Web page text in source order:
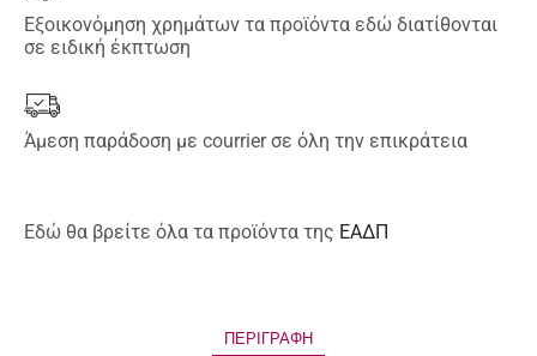
Εξοικονόμηση χρημάτων τα προϊόντα εδώ διατίθονται
σε ειδική έκπτωση
Άμεση παράδοση με courrier σε όλη την επικράτεια
Εδώ θα βρείτε όλα τα προϊόντα της ΕΑΔΠ
ΠΕΡΙΓΡΑΦΉ